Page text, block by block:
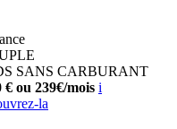
SANS CARBURANT
ou 239€/mois i
la